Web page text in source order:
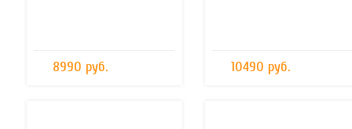
8990 руб. 10490 руб.